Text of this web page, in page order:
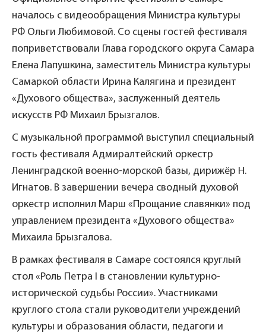
началось с видеообращения Министра культуры
РФ Ольги Любимовой. Со сцены гостей фестиваля
поприветствовали Глава городского округа Самара
Елена Лапушкина, заместитель Министра культуры
Самаркой области Ирина Калягина и президент
«Духового общества», заслуженный деятель
искусств РФ Михаил Брызгалов.
С музыкальной программой выступил специальный
гость фестиваля Адмиралтейский оркестр
Ленинградской военно-морской базы, дирижёр Н.
Игнатов. В завершении вечера сводный духовой
оркестр исполнил Марш «Прощание славянки» под
управлением президента «Духового общества»
Михаила Брызгалова.
В рамках фестиваля в Самаре состоялся круглый
стол «Роль Петра I в становлении культурно-
исторической судьбы России». Участниками
круглого стола стали руководители учреждений
культуры и образования области, педагоги и